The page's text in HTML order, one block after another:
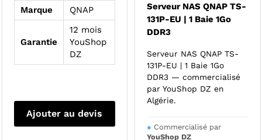
Marque QNAP
Garantie
12 mois
YouShop
DZ
Ajouter au devis
Serveur NAS QNAP TS-
131P-EU | 1 Baie 1Go
DDR3
Serveur NAS QNAP TS-
131P-EU | 1 Baie 1Go
DDR3 — commercialisé
par YouShop DZ en
Algérie.
● Commercialisé par
YouShop DZ